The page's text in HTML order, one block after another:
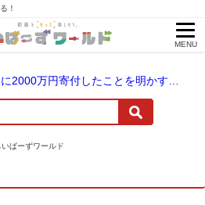
！
MENU
ばーずワールド